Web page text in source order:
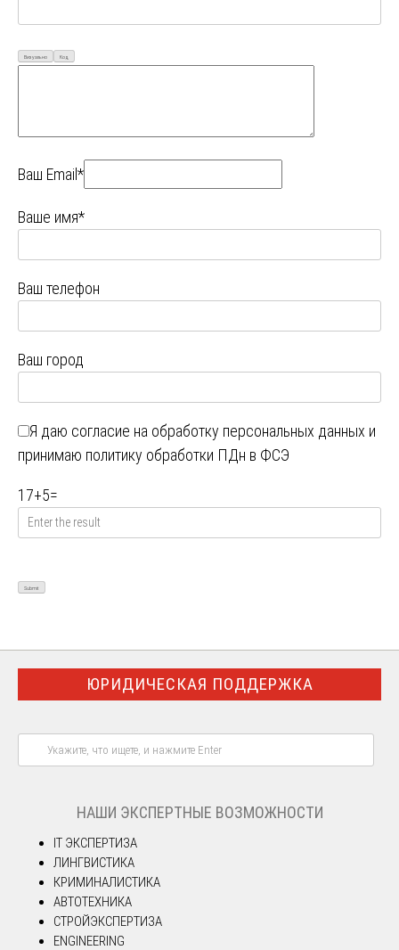
Визуально Код
Ваш Email*
Ваше имя*
Ваш телефон
Ваш город
Я даю согласие на обработку персональных данных и
принимаю политику обработки ПДн в ФСЭ
17+5=
ЮРИДИЧЕСКАЯ ПОДДЕРЖКА
НАШИ ЭКСПЕРТНЫЕ ВОЗМОЖНОСТИ
IT ЭКСПЕРТИЗА
ЛИНГВИСТИКА
КРИМИНАЛИСТИКА
АВТОТЕХНИКА
СТРОЙЭКСПЕРТИЗА
ENGINEERING